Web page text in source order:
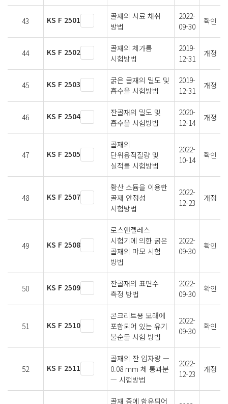
43 KS F 2501
골재의 시료 채취
방법
2022-
09-30
확인
44 KS F 2502
골재의 체가름
시험방법
2019-
12-31
개정
45 KS F 2503
굵은 골재의 밀도 및
흡수율 시험방법
2019-
12-31
개정
46 KS F 2504
잔골재의 밀도 및
흡수율 시험방법
2020-
12-14
개정
47 KS F 2505
골재의
단위용적질량 및
실적률 시험방법
2022-
10-14
확인
48 KS F 2507
황산 소듐을 이용한
골재 안정성
시험방법
2022-
12-23
개정
49 KS F 2508
로스앤젤레스
시험기에 의한 굵은
골재의 마모 시험
방법
2022-
09-30
확인
50 KS F 2509
잔골재의 표면수
측정 방법
2022-
09-30
확인
51 KS F 2510
콘크리트용 모래에
포함되어 있는 유기
불순물 시험 방법
2022-
09-30
확인
52 KS F 2511
골재의 잔 입자량 —
0.08 mm 체 통과분
— 시험방법
2022-
12-23
개정
골재 중에 함유되어